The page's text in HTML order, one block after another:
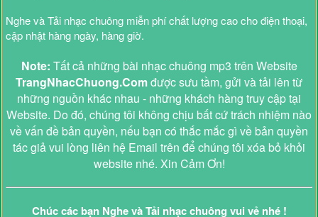
Nghe và Tải nhạc chuông miễn phí chất lượng cao cho điện thoại,
cập nhật hàng ngày, hàng giờ.
Note: Tất cả những bài nhạc chuông mp3 trên Website
TrangNhacChuong.Comđược sưu tầm, gửi và tải lên từ
những nguồn khác nhau - những khách hàng truy cập tại
Website. Do đó, chúng tôi không chịu bất cứ trách nhiệm nào
về vấn đề bản quyền, nếu bạn có thắc mắc gì về bản quyền
tác giả vui lòng liên hệ Email trên để chúng tôi xóa bỏ khỏi
website nhé. Xin Cảm Ơn!
Chúc các bạn Nghe và Tải nhạc chuông vui vẻ nhé !